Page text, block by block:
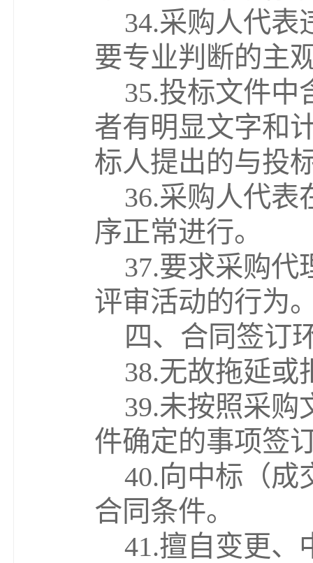
34.采购人代表
要专业判断的主
35.投标文件中
者有明显文字和
标人提出的与投
36.采购人代表
序正常进行。
37.要求采购代
评审活动的行为
四、合同签订
38.无故拖延或
39.未按照采购
件确定的事项签
40.向中标 （成
合同条件。
41.擅自变更、